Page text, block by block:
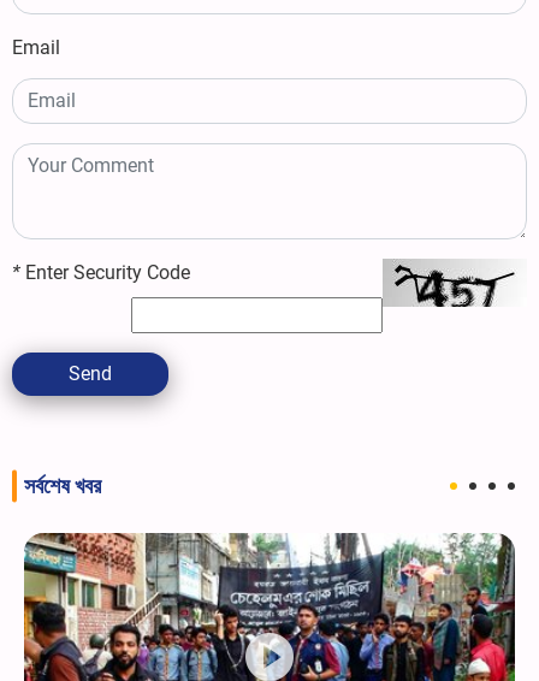
Email
* Enter Security Code
Send
সর্বশেষ খবর